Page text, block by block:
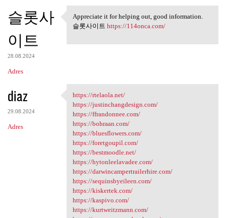
슬롯사
이트
28.08.2024
Adres
Appreciate it for helping out
Appreciate it for helping out, good information.
슬롯사이트 https://114onca.com/
diaz
29.08.2024
Adres
https://rtelaola.net/
https://rtelaola.net/
https://justinchangdesign.com/
https://ffrandonnee.com/
https://bohraan.com/
https://bluesflowers.com/
https://foretgoupil.com/
https://bestmoodle.net/
https://hytonleelavadee.com/
https://darwincampertrailerhire.com/
https://sequinsbyeileen.com/
https://kiskertek.com/
https://kaspivo.com/
https://kurtweitzmann.com/